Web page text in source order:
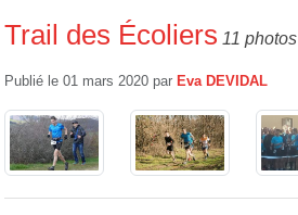
Trail des Écoliers 11 photos
Publié le 01 mars 2020 par Eva DEVIDAL